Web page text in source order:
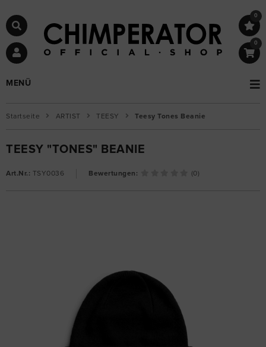
0
0
MENÜ
Startseite ARTIST TEESY Teesy Tones Beanie
TEESY "TONES" BEANIE
Art.Nr.: TSY0036 Bewertungen: (0)